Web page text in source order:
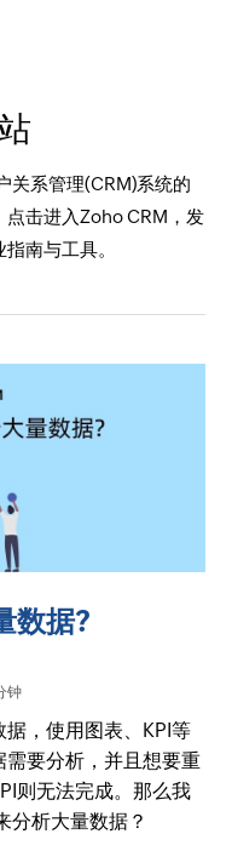
关系管理(CRM)系统的
点击进入Zoho CRM，发
南与工具。
数据?
钟
，使用图表、KPI等
要分析，并且想要重
则无法完成。那么我
分析大量数据？